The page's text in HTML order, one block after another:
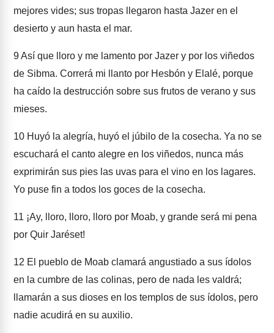
mejores vides; sus tropas llegaron hasta Jazer en el
desierto y aun hasta el mar.
9Así que lloro y me lamento por Jazer y por los viñedos
de Sibma. Correrá mi llanto por Hesbón y Elalé, porque
ha caído la destrucción sobre sus frutos de verano y sus
mieses.
10 Huyó la alegría, huyó el júbilo de la cosecha. Ya no se
escuchará el canto alegre en los viñedos, nunca más
exprimirán sus pies las uvas para el vino en los lagares.
Yo puse fin a todos los goces de la cosecha.
11 ¡Ay, lloro, lloro, lloro por Moab, y grande será mi pena
por Quir Jaréset!
12 El pueblo de Moab clamará angustiado a sus ídolos
en la cumbre de las colinas, pero de nada les valdrá;
llamarán a sus dioses en los templos de sus ídolos, pero
nadie acudirá en su auxilio.